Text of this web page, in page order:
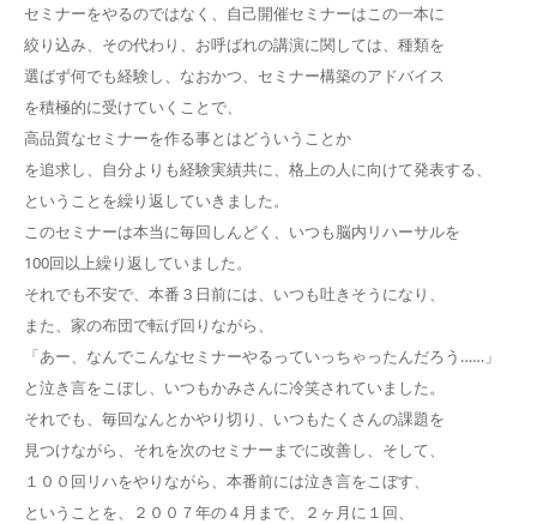
セミナーをやるのではなく、自己開催セミナーはこの一本に
絞り込み、その代わり、お呼ばれの講演に関しては、種類を
選ばず何でも経験し、なおかつ、セミナー構築のアドバイス
を積極的に受けていくことで、
高品質なセミナーを作る事とはどういうことか
を追求し、自分よりも経験実績共に、格上の人に向けて発表する、
ということを繰り返していきました。
このセミナーは本当に毎回しんどく、いつも脳内リハーサルを
100回以上繰り返していました。
それでも不安で、本番３日前には、いつも吐きそうになり、
また、家の布団で転げ回りながら、
「あー、なんでこんなセミナーやるっていっちゃったんだろう……」
と泣き言をこぼし、いつもかみさんに冷笑されていました。
それでも、毎回なんとかやり切り、いつもたくさんの課題を
見つけながら、それを次のセミナーまでに改善し、そして、
１００回リハをやりながら、本番前には泣き言をこぼす、
ということを、２００７年の４月まで、２ヶ月に１回、